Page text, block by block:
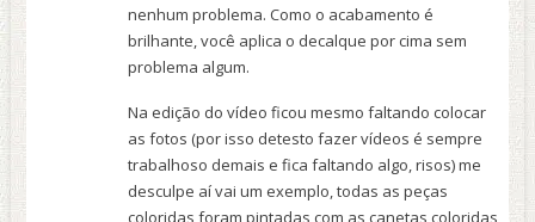
nenhum problema. Como o acabamento é
brilhante, você aplica o decalque por cima sem
problema algum.
Na edição do vídeo ficou mesmo faltando colocar
as fotos (por isso detesto fazer vídeos é sempre
trabalhoso demais e fica faltando algo, risos) me
desculpe aí vai um exemplo, todas as peças
coloridas foram pintadas com as canetas coloridas